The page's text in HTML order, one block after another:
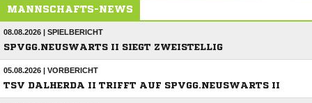
MANNSCHAFTS-NEWS
08.08.2026 | SPIELBERICHT
SPVGG.NEUSWARTS II SIEGT ZWEISTELLIG
05.08.2026 | VORBERICHT
TSV DALHERDA II TRIFFT AUF SPVGG.NEUSWARTS II